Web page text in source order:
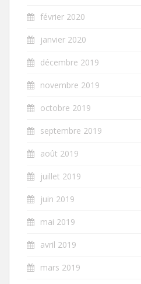
février 2020
janvier 2020
décembre 2019
novembre 2019
octobre 2019
septembre 2019
août 2019
juillet 2019
juin 2019
mai 2019
avril 2019
mars 2019